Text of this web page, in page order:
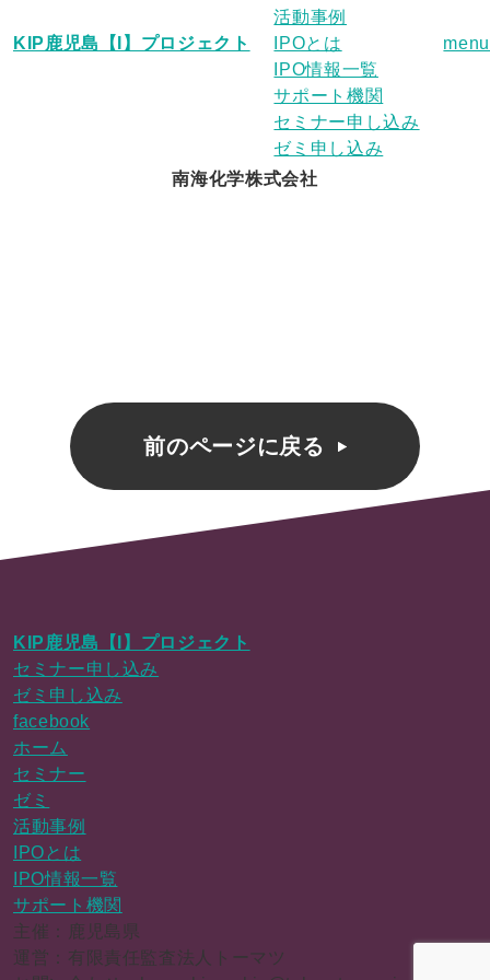
KIP鹿児島【I】プロジェクト
活動事例
IPOとは
IPO情報一覧
サポート機関
セミナー申し込み
ゼミ申し込み
menu
南海化学株式会社
前のページに戻る
KIP鹿児島【I】プロジェクト
セミナー申し込み
ゼミ申し込み
facebook
ホーム
セミナー
ゼミ
活動事例
IPOとは
IPO情報一覧
サポート機関
主催：鹿児島県
運営：有限責任監査法人トーマツ